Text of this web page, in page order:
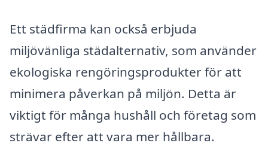
Ett städfirma kan också erbjuda
miljövänliga städalternativ, som använder
ekologiska rengöringsprodukter för att
minimera påverkan på miljön. Detta är
viktigt för många hushåll och företag som
strävar efter att vara mer hållbara.